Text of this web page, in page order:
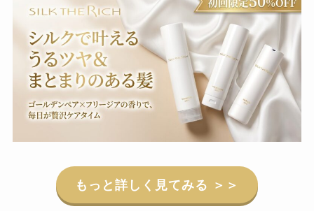
もっと 詳しく見てみる ＞＞